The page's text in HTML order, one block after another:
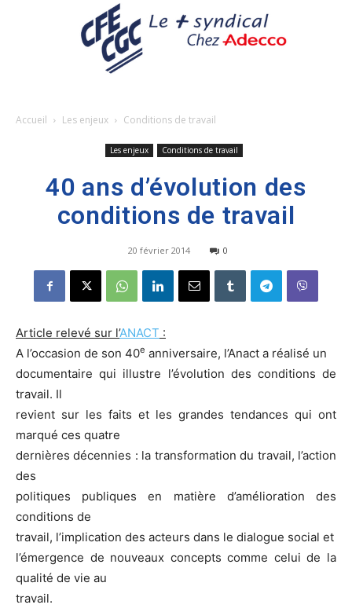
Accueil Les enjeux Conditions de travail
Les enjeux Conditions de travail
40 ans d’évolution des
conditions de travail
20 février 2014 0
Article relevé sur l’ANACT :
A l’occasion de son 40e anniversaire, l’Anact a réalisé un
documentaire qui illustre l’évolution des conditions de
travail. Il
revient sur les faits et les grandes tendances qui ont
marqué ces quatre
dernières décennies : la transformation du travail, l’action
des
politiques publiques en matière d’amélioration des
conditions de
travail, l’implication des acteurs dans le dialogue social et
l’émergence de nouveaux concepts comme celui de la
qualité de vie au
travail.